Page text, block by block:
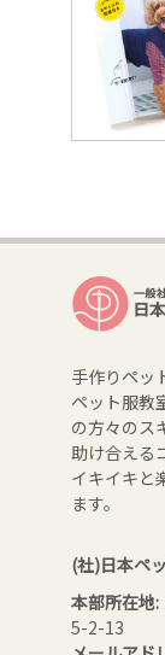
手作りペッ
ペット服教
の方々のス
助け合える
イキイキと
ます。
(社)日本ペ
本部所在地:
5-2-13